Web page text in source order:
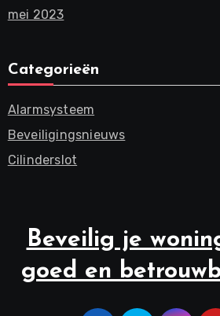
mei 2023
Categorieën
Alarmsysteem
Beveiligingsnieuws
Cilinderslot
Beveilig je
goed en